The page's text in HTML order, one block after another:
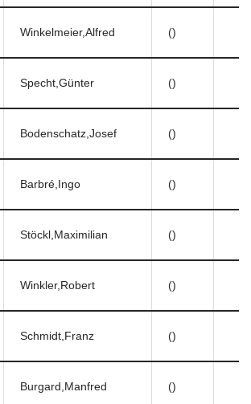
Winkelmeier,Alfred ()
Specht,Günter ()
Bodenschatz,Josef ()
Barbré,Ingo ()
Stöckl,Maximilian ()
Winkler,Robert ()
Schmidt,Franz ()
Burgard,Manfred ()